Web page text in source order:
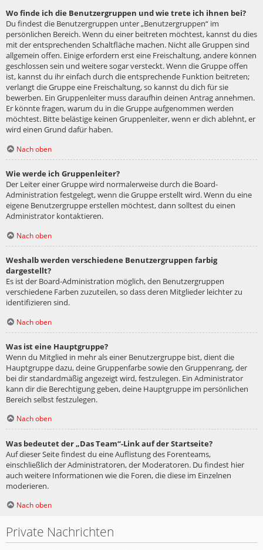
Wo finde ich die Benutzergruppen und wie trete ich ihnen bei?
Du findest die Benutzergruppen unter „Benutzergruppen“ im
persönlichen Bereich. Wenn du einer beitreten möchtest, kannst du dies
mit der entsprechenden Schaltfläche machen. Nicht alle Gruppen sind
allgemein offen. Einige erfordern erst eine Freischaltung, andere können
geschlossen sein und weitere sogar versteckt. Wenn die Gruppe offen
ist, kannst du ihr einfach durch die entsprechende Funktion beitreten;
verlangt die Gruppe eine Freischaltung, so kannst du dich für sie
bewerben. Ein Gruppenleiter muss daraufhin deinen Antrag annehmen.
Er könnte fragen, warum du in die Gruppe aufgenommen werden
möchtest. Bitte belästige keinen Gruppenleiter, wenn er dich ablehnt, er
wird einen Grund dafür haben.
Nach oben
Wie werde ich Gruppenleiter?
Der Leiter einer Gruppe wird normalerweise durch die Board-
Administration festgelegt, wenn die Gruppe erstellt wird. Wenn du eine
eigene Benutzergruppe erstellen möchtest, dann solltest du einen
Administrator kontaktieren.
Nach oben
Weshalb werden verschiedene Benutzergruppen farbig
dargestellt?
Es ist der Board-Administration möglich, den Benutzergruppen
verschiedene Farben zuzuteilen, so dass deren Mitglieder leichter zu
identifizieren sind.
Nach oben
Was ist eine Hauptgruppe?
Wenn du Mitglied in mehr als einer Benutzergruppe bist, dient die
Hauptgruppe dazu, deine Gruppenfarbe sowie den Gruppenrang, der
bei dir standardmäßig angezeigt wird, festzulegen. Ein Administrator
kann dir die Berechtigung geben, deine Hauptgruppe im persönlichen
Bereich selbst festzulegen.
Nach oben
Was bedeutet der „Das Team“-Link auf der Startseite?
Auf dieser Seite findest du eine Auflistung des Forenteams,
einschließlich der Administratoren, der Moderatoren. Du findest hier
auch weitere Informationen wie die Foren, die diese im Einzelnen
moderieren.
Nach oben
Private Nachrichten